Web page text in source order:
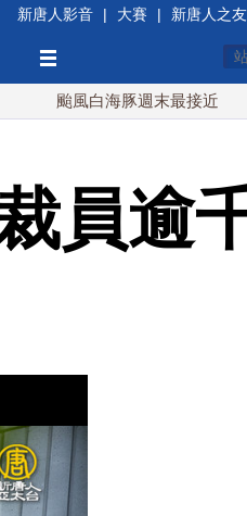
新唐人影音 | 大賽 | 新唐人之友
風白海豚週末最接近台灣 最快9
員逾